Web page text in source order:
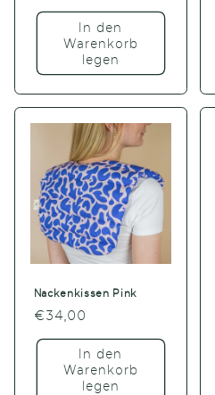
Preis
In den
Warenkorb
legen
Nackenkissen Pink
Normaler
Preis
€34,00
In den
Warenkorb
legen